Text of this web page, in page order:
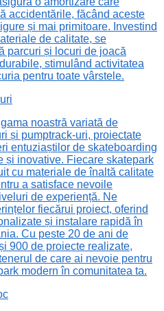
accidentările, făcând aceste
și mai primitoare. Investind
de calitate, se
parcuri și locuri de joacă
stimulând activitatea
pentru toate vârstele.
noastră variată de
și pumptrack-uri, proiectate
entuziaștilor de skateboarding
și inovative. Fiecare skatepark
cu materiale de înaltă calitate
a satisface nevoile
de experiență. Ne
fiecărui proiect, oferind
și instalare rapidă în
Cu peste 20 de ani de
900 de proiecte realizate,
de care ai nevoie pentru
modern în comunitatea ta.